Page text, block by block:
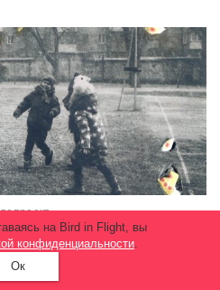
для детей
на Bird in Flight, вы
конфиденциальности.
Ок